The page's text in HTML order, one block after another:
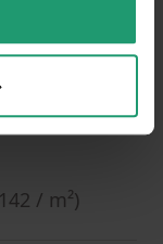
/ m²)